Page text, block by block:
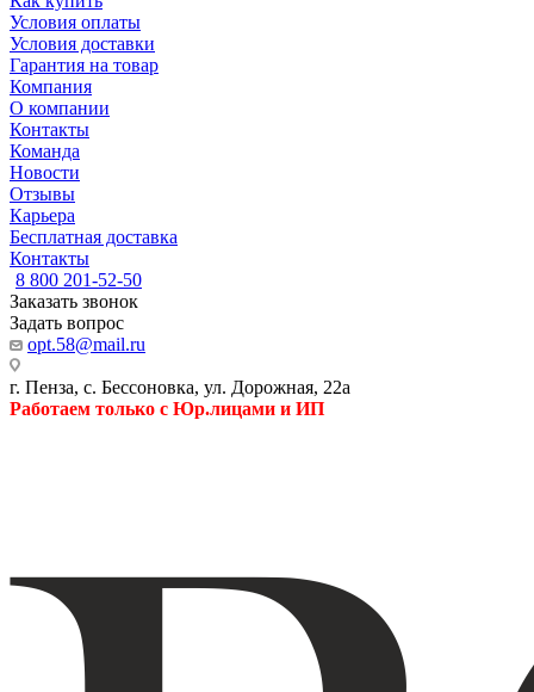
Условия оплаты
Условия доставки
Гарантия на товар
Компания
О компании
Контакты
Команда
Новости
Отзывы
Карьера
Бесплатная доставка
Контакты
8 800 201-52-50
Заказать звонок
Задать вопрос
opt.58@mail.ru
г. Пенза, с. Бессоновка, ул. Дорожная, 22а
Работаем только с Юр.лицами и ИП